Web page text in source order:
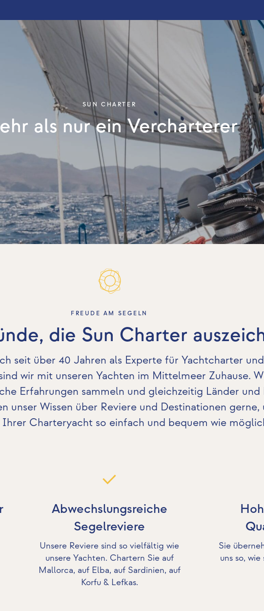
SUN CHARTER
als nur ein Vercharterer
FREUDE AM SEGELN
die Sun Charter
seit über 40 Jahren als Experte für Yachtcharter
wir mit unseren Yachten im Mittelmeer Zuhause.
Erfahrungen sammeln und gleichzeitig Länder und
unser Wissen über Reviere und Destinationen
Charteryacht so einfach und bequem wie
Abwechslungsreiche
Segelreviere
Unsere Reviere sind so vielfältig wie
unsere Yachten. Chartern Sie auf
Mallorca, auf Elba, auf Sardinien, auf
Korfu & Lefkas.
Sie
uns so,